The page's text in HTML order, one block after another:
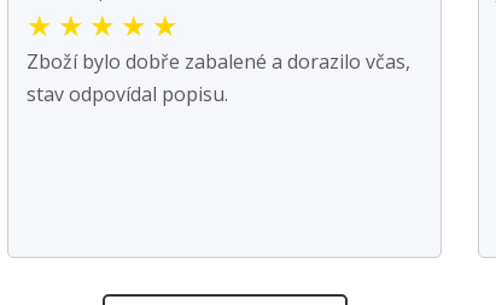
★ ★ ★ ★ ★
Zboží bylo dobře zabalené a dorazilo včas,
stav odpovídal popisu.